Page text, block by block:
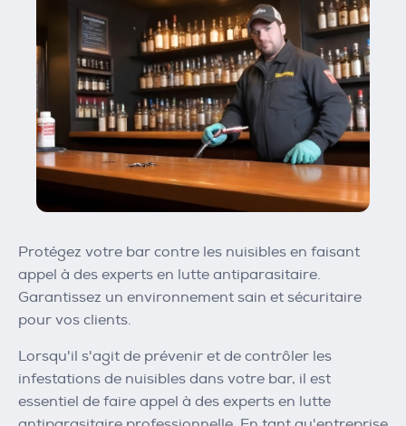
Protégez votre bar contre les nuisibles en faisant
appel à des experts en lutte antiparasitaire.
Garantissez un environnement sain et sécuritaire
pour vos clients.
Lorsqu'il s'agit de prévenir et de contrôler les
infestations de nuisibles dans votre bar, il est
essentiel de faire appel à des experts en lutte